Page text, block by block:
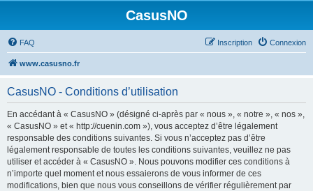
CasusNO
FAQ Connexion
Inscription
www.casusno.fr
CasusNO - Conditions d’utilisation
En accédant à « CasusNO » (désigné ci-après par « nous », « notre », « nos »,
« CasusNO » et « http://cuenin.com »), vous acceptez d’être légalement
responsable des conditions suivantes. Si vous n’acceptez pas d’être
légalement responsable de toutes les conditions suivantes, veuillez ne pas
utiliser et accéder à « CasusNO ». Nous pouvons modifier ces conditions à
n’importe quel moment et nous essaierons de vous informer de ces
modifications, bien que nous vous conseillons de vérifier régulièrement par